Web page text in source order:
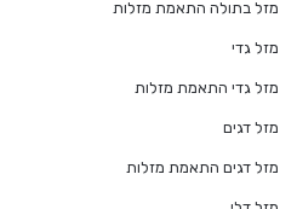
מזל בתולה התאמת מזלות
מזל גדי
מזל גדי התאמת מזלות
מזל דגים
מזל דגים התאמת מזלות